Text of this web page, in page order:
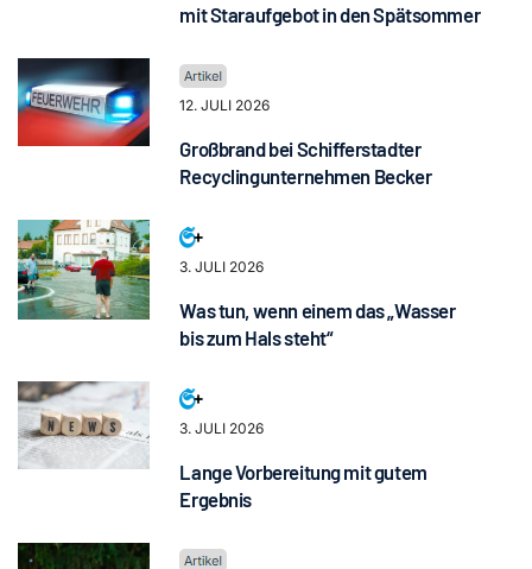
mit Staraufgebot in den Spätsommer
12. JULI 2026
Großbrand bei Schifferstadter
Recyclingunternehmen Becker
3. JULI 2026
Was tun, wenn einem das „Wasser
bis zum Hals steht“
3. JULI 2026
Lange Vorbereitung mit gutem
Ergebnis